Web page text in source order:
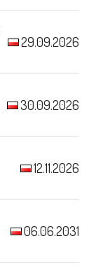
29.09.2026
30.09.2026
12.11.2026
06.06.2031